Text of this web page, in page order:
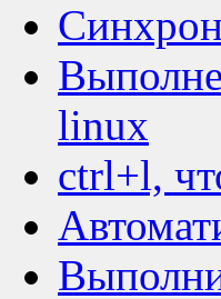
linux
ctrl+l,